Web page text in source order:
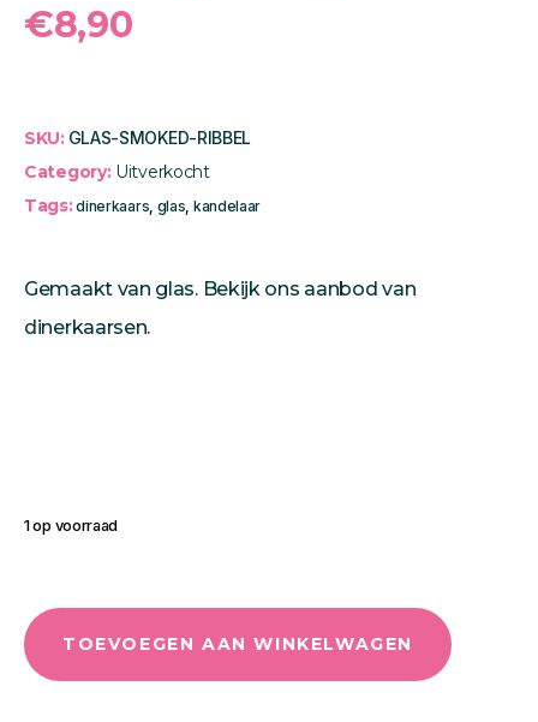
€8,90
SKU: GLAS-SMOKED-RIBBEL
Category: Uitverkocht
Tags:dinerkaars glas kandelaar
Gemaakt van glas. Bekijk ons aanbod van
dinerkaarsen.
1 op voorraad
TOEVOEGEN AAN WINKELWAGEN